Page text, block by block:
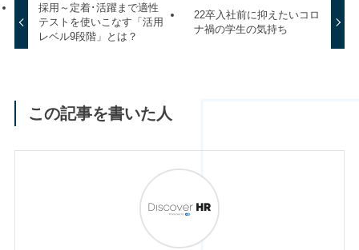
採用～定着･活躍まで適性
テストを使いこなす「活用
レベル9段階」とは？
22卒入社前に抑えたいコロ
ナ禍の学生の気持ち
この記事を書いた人